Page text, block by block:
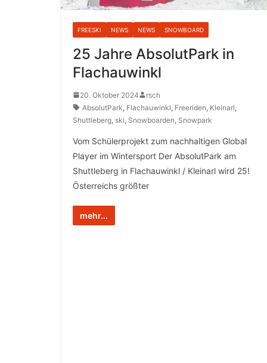
FREESKI NEWS NEWS SNOWBOARD
25 Jahre AbsolutPark in
Flachauwinkl
20. Oktober 2024
rsch
AbsolutPark, Flachauwinkl, Freeriden, Kleinarl,
Shuttleberg, ski, Snowboarden, Snowpark
Vom Schülerprojekt zum nachhaltigen Global
Player im Wintersport Der AbsolutPark am
Shuttleberg in Flachauwinkl / Kleinarl wird 25!
Österreichs größter
mehr...